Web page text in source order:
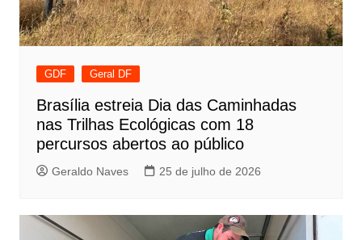
GDF Geral DF
Brasília estreia Dia das Caminhadas
nas Trilhas Ecológicas com 18
percursos abertos ao público
Geraldo Naves 25 de julho de 2026